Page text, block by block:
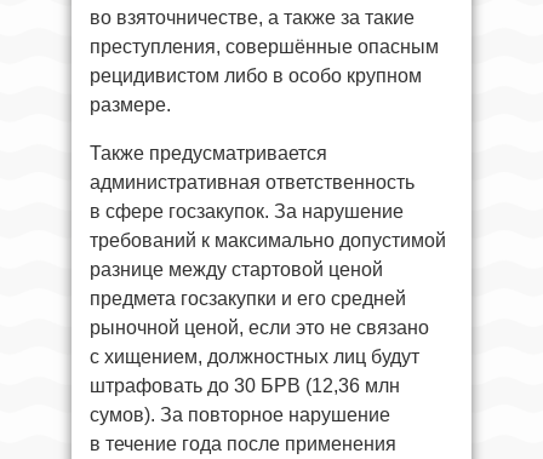
во взяточничестве, а также за такие
преступления, совершённые опасным
рецидивистом либо в особо крупном
размере.
Также предусматривается
административная ответственность
в сфере госзакупок. За нарушение
требований к максимально допустимой
разнице между стартовой ценой
предмета госзакупки и его средней
рыночной ценой, если это не связано
с хищением, должностных лиц будут
штрафовать до 30 БРВ (12,36 млн
сумов). За повторное нарушение
в течение года после применения